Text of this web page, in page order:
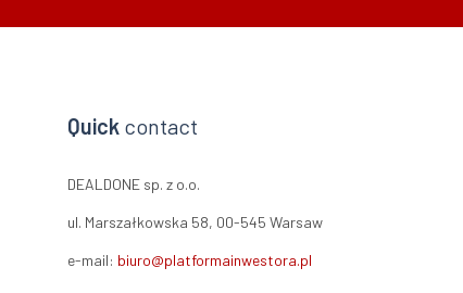
Quickcontact
DEALDONE sp. z o.o.
ul. Marszałkowska 58, 00-545 Warsaw
e-mail: biuro@platformainwestora.pl